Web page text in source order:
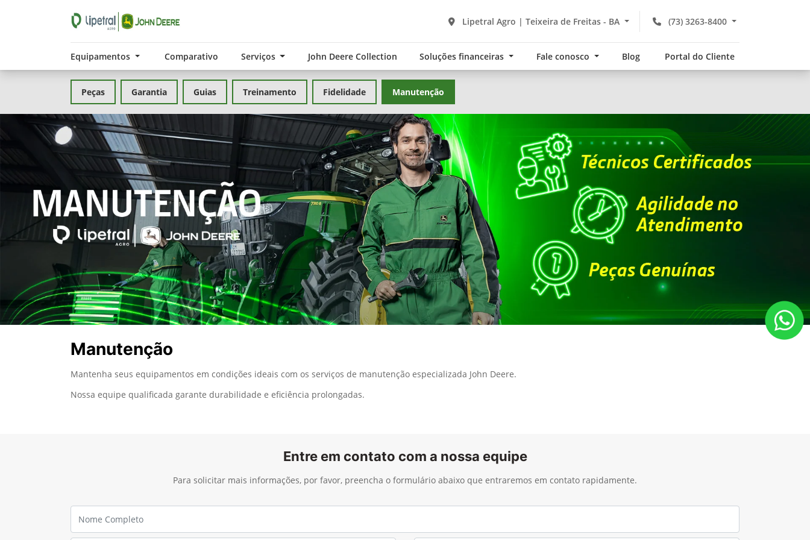
(73) 3263-8400
Lipetral Agro | Teixeira de Freitas - BA
Equipamentos Comparativo Serviços John Deere Collection Soluções financeiras Fale conosco Blog Portal do Cliente
Peças Garantia Guias Treinamento Fidelidade Manutenção
Manutenção
Mantenha seus equipamentos em condições ideais com os serviços de manutenção especializada John Deere.
Nossa equipe qualificada garante durabilidade e eficiência prolongadas.
Entre em contato com a nossa equipe
Para solicitar mais informações, por favor, preencha o formulário abaixo que entraremos em contato rapidamente.